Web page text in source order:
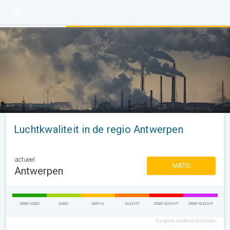
Luchtkwaliteit in de regio Antwerpen
actueel
Antwerpen MATIG
ZEER GOED GOED MATIG SLECHT ZEER SLECHT ZEER SLECHT
Europese luchtkwaliteitsindex